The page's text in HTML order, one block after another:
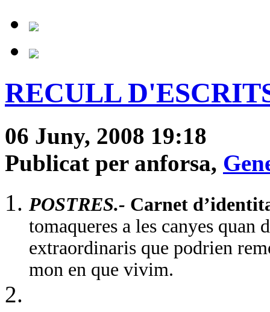
RECULL
06 Juny, 2008 19:18
Publicat per anforsa,
POSTRES.- Carnet
tomaqueres a les canyes quan
extraordinaris que podrien
mon en que vivim.